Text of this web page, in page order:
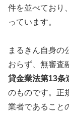
件を並べており
っています。
まるきん自身の
おらず、無審査
貸金業法第13条
のものです。正
業者であること